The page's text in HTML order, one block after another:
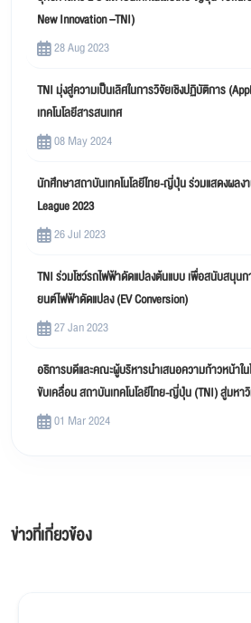
New Innovation –TNI)
28 Aug 2023
TNI มุ่งสู่ความเป็นเลิศในการวิจัยเชิงปฏิบัติการ
เทคโนโลยีสารสนเทศ
08 May 2024
นักศึกษาสถาบันเทคโนโลยีไทย-ญี่ปุ่น ร่วมแสดงผลง
League 2023
26 Jul 2023
TNI ร่วมโชว์รถไฟฟ้าดัดแปลงต้นแบบ เพื่อสนับสนุน
ยนต์ไฟฟ้าดัดแปลง (EV Conversion)
27 Jan 2023
อธิการบดีและคณะผู้บริหารนำเสนอความก้าวหน้า
ขับเคลื่อน สถาบันเทคโนโลยีไทย-ญี่ปุ่น (TNI) สู่มห
01 Mar 2024
ข่าวที่เกี่ยวข้อง